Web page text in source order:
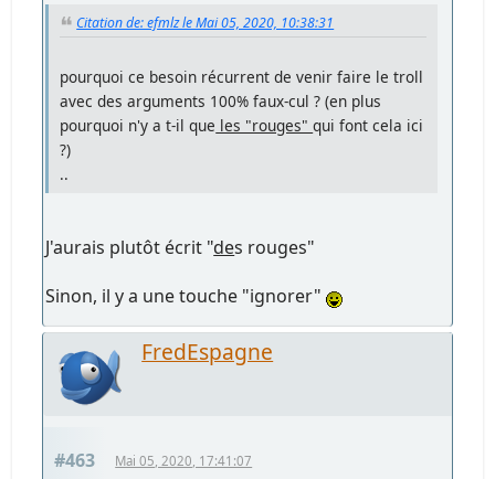
Citation de: efmlz le Mai 05, 2020, 10:38:31
pourquoi ce besoin récurrent de venir faire le troll
avec des arguments 100% faux-cul ? (en plus
pourquoi n'y a t-il que les "rouges"qui font cela ici
?)
..
J'aurais plutôt écrit "des rouges"
Sinon, il y a une touche "ignorer"
FredEspagne
#463 Mai 05, 2020, 17:41:07